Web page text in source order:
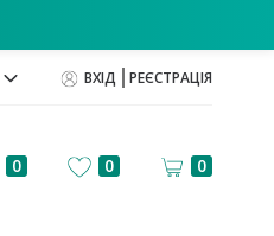
ВХІД РЕЄСТРАЦІЯ
0 0 0